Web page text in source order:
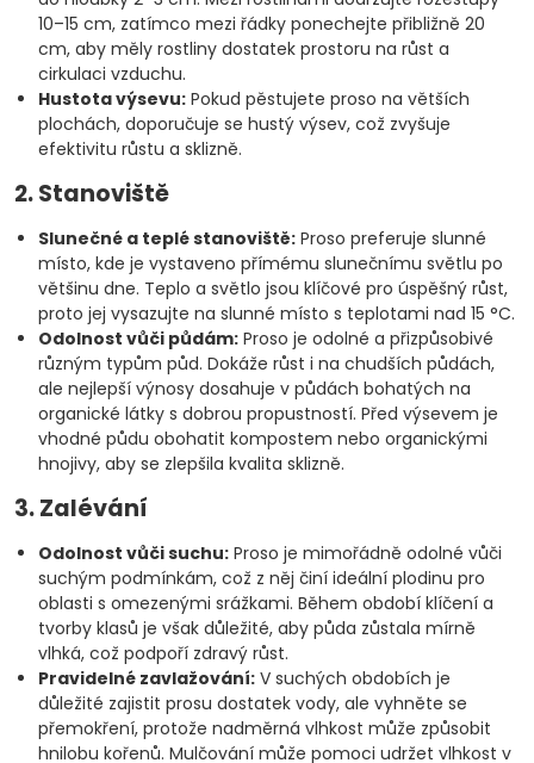
10–15 cm, zatímco mezi řádky ponechejte přibližně 20
cm, aby měly rostliny dostatek prostoru na růst a
cirkulaci vzduchu.
Hustota výsevu: Pokud pěstujete proso na větších
plochách, doporučuje se hustý výsev, což zvyšuje
efektivitu růstu a sklizně.
2. Stanoviště
Slunečné a teplé stanoviště: Proso preferuje slunné
místo, kde je vystaveno přímému slunečnímu světlu po
většinu dne. Teplo a světlo jsou klíčové pro úspěšný růst,
proto jej vysazujte na slunné místo s teplotami nad 15 °C.
Odolnost vůči půdám: Proso je odolné a přizpůsobivé
různým typům půd. Dokáže růst i na chudších půdách,
ale nejlepší výnosy dosahuje v půdách bohatých na
organické látky s dobrou propustností. Před výsevem je
vhodné půdu obohatit kompostem nebo organickými
hnojivy, aby se zlepšila kvalita sklizně.
3. Zalévání
Odolnost vůči suchu: Proso je mimořádně odolné vůči
suchým podmínkám, což z něj činí ideální plodinu pro
oblasti s omezenými srážkami. Během období klíčení a
tvorby klasů je však důležité, aby půda zůstala mírně
vlhká, což podpoří zdravý růst.
Pravidelné zavlažování: V suchých obdobích je
důležité zajistit prosu dostatek vody, ale vyhněte se
přemokření, protože nadměrná vlhkost může způsobit
hnilobu kořenů. Mulčování může pomoci udržet vlhkost v